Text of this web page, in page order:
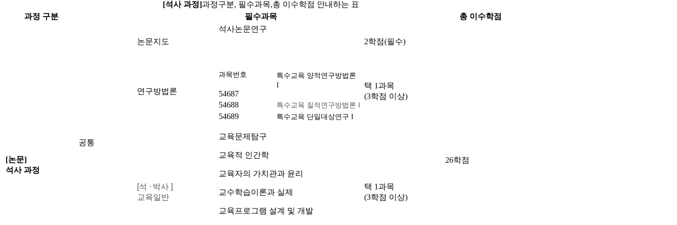
[석사 과정]과정구분, 필수과목,총 이수학점 안내하는 표
과정 구분
필수과목 총 이수학점
[논문]
석사 과정
공통
논문지도
석사논문연구
2학점(필수)
26학점
연구방법론
과목번호
특수교육 양적연구방법론
I
택 1과목
(3학점 이상)
54687
54688
특수교육 질적연구방법론 I
54689 특수교육 단일대상연구 I
[석 · 박사 ]
교육일반
교육문제탐구
교육적 인간학
교육자의 가치관과 윤리
교수학습이론과 실제
교육프로그램 설계 및 개발
택 1과목
(3학점 이상)